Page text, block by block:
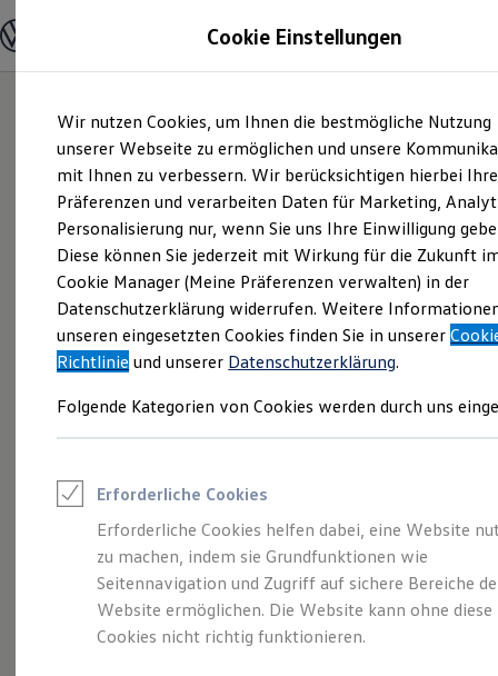
Hauptinhalt
springen
Footer
springen
Modelle und Konfigurator
Modelle vergleichen
Elektroautos
ENERGY Sondermodelle
Nutzfahrzeuge
SUV und CUV
Familienautos
Kombis
Kompaktwagen
Sportwagen
Schnell verfügbare Fahrzeuge
Angebote und Produkte
Aktuelle Angebote
E-Auto-Förderung
Volkswagen Marktplatz
Junge Gebrauchtwagen und Gebrauchtwagen
Saisonangebote
Leasing
Leasing-Angebote
Gebrauchtwagen Leasing
Junge Gebrauchtwagen-Leasing
Elektroauto Leasing
Kleinwagen-Leasing
Leasing ohne Anzahlung
Die ENERGY
Sondermodelle
Cookie Einstellungen
Wir nutzen Cookies, um Ihnen die bestmögliche Nutzung
unserer Webseite zu ermöglichen und unsere
mit Ihnen zu verbessern. Wir berücksichtigen hierbei Ihre
Präferenzen und verarbeiten Daten für Marketing,
Personalisierung nur, wenn Sie uns Ihre Einwilligung
Diese können Sie jederzeit mit Wirkung für die Zukunft
Cookie Manager (Meine Präferenzen verwalten) in der
Datenschutzerklärung widerrufen. Weitere
unseren eingesetzten Cookies finden Sie in unserer
Richtlinie und unserer Datenschutzerklärung.
Folgende Kategorien von Cookies werden durch uns
Erforderliche Cookies
Erforderliche Cookies helfen dabei, eine Website
zu machen, indem sie Grundfunktionen wie
Seitennavigation und Zugriff auf sichere Bereiche
Website ermöglichen. Die Website kann ohne diese
Cookies nicht richtig funktionieren.